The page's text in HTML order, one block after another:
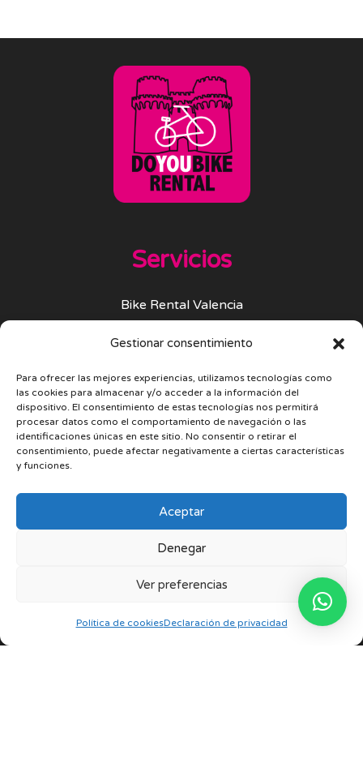
Gestionar consentimiento
Para ofrecer las mejores experiencias, utilizamos tecnologías como
las cookies para almacenar y/o acceder a la información del
dispositivo. El consentimiento de estas tecnologías nos permitirá
procesar datos como el comportamiento de navegación o las
identificaciones únicas en este sitio. No consentir o retirar el
consentimiento, puede afectar negativamente a ciertas características
y funciones.
Aceptar
Denegar
Ver preferencias
Política de cookiesDeclaración de privacidad
Servicios
Bike Rental Valencia
Bike Tour Valencia
Tapas Tour Valencia
Grupos
Contacto
Español